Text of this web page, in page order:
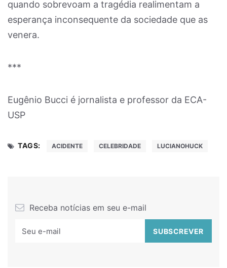
quando sobrevoam a tragédia realimentam a
esperança inconsequente da sociedade que as
venera.
***
Eugênio Bucci é jornalista e professor da ECA-
USP
TAGS: ACIDENTE CELEBRIDADE LUCIANOHUCK
Receba notícias em seu e-mail